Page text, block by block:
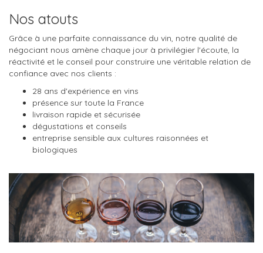
Nos atouts
Grâce à une parfaite connaissance du vin, notre qualité de
négociant nous amène chaque jour à privilégier l'écoute, la
réactivité et le conseil pour construire une véritable relation de
confiance avec nos clients :
28 ans d'expérience en vins
présence sur toute la France
livraison rapide et sécurisée
dégustations et conseils
entreprise sensible aux cultures raisonnées et
biologiques